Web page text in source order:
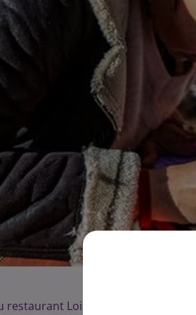
restaurant Loiseau des Ducs,